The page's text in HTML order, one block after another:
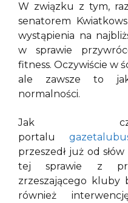
W związku z tym,
senatorem
wystąpienia na
w sprawie
fitness. Oczywiście w
ale zawsze to
normalności.
Jak
portalu
przeszedł już od
tej sprawie z
zrzeszającego kluby
również